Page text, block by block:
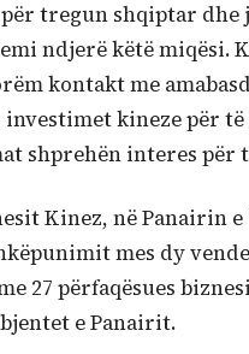
tregun shqiptar
ndjerë këtë miqësi.
kontakt me
kineze për
shprehën interes për
Kinez, në Panairin
mes dy
27 përfaqësues
e Panairit.